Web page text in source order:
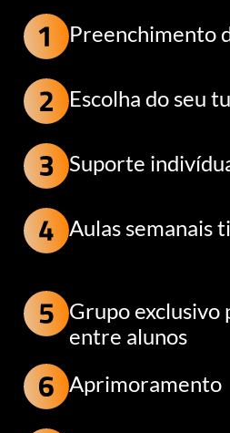
Preenchimento
Escolha do seu
Suporte
Aulas semanais
Grupo exclusivo
entre alunos
Aprimoramento